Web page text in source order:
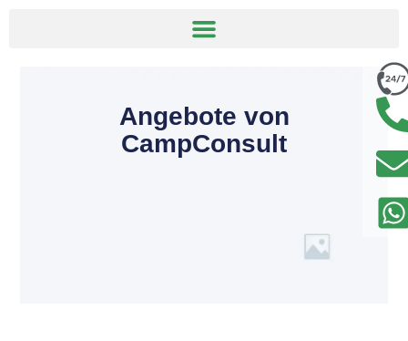
Angebote von
CampConsult